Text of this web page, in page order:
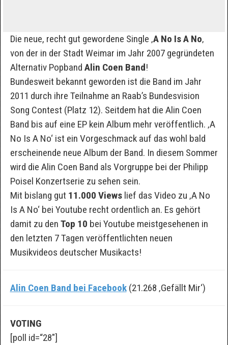
Die neue, recht gut gewordene Single ‚A No Is A No‚
von der in der Stadt Weimar im Jahr 2007 gegründeten
Alternativ Popband Alin Coen Band!
Bundesweit bekannt geworden ist die Band im Jahr
2011 durch ihre Teilnahme an Raab’s Bundesvision
Song Contest (Platz 12). Seitdem hat die Alin Coen
Band bis auf eine EP kein Album mehr veröffentlich. ‚A
No Is A No‘ ist ein Vorgeschmack auf das wohl bald
erscheinende neue Album der Band. In diesem Sommer
wird die Alin Coen Band als Vorgruppe bei der Philipp
Poisel Konzertserie zu sehen sein.
Mit bislang gut 11.000 Viewslief das Video zu ‚A No
Is A No‘ bei Youtube recht ordentlich an. Es gehört
damit zu den Top 10 bei Youtube meistgesehenen in
den letzten 7 Tagen veröffentlichten neuen
Musikvideos deutscher Musikacts!
Alin Coen Band bei Facebook(21.268 ‚Gefällt Mir‘)
VOTING
[poll id=“28″]